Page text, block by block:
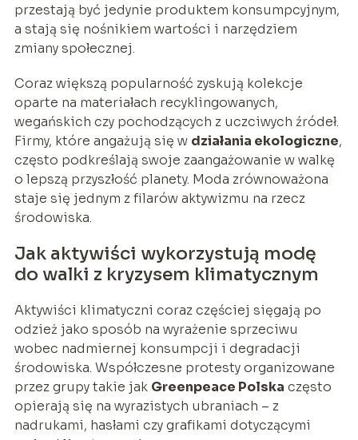
przestają być jedynie produktem konsumpcyjnym,
a stają się nośnikiem wartości i narzędziem
zmiany społecznej.
Coraz większą popularność zyskują kolekcje
oparte na materiałach recyklingowanych,
wegańskich czy pochodzących z uczciwych źródeł.
Firmy, które angażują się w działania ekologiczne,
często podkreślają swoje zaangażowanie w walkę
o lepszą przyszłość planety. Moda zrównoważona
staje się jednym z filarów aktywizmu na rzecz
środowiska.
Jak aktywiści wykorzystują modę
do walki z kryzysem klimatycznym
Aktywiści klimatyczni coraz częściej sięgają po
odzież jako sposób na wyrażenie sprzeciwu
wobec nadmiernej konsumpcji i degradacji
środowiska. Współczesne protesty organizowane
przez grupy takie jak Greenpeace Polska często
opierają się na wyrazistych ubraniach – z
nadrukami, hasłami czy grafikami dotyczącymi